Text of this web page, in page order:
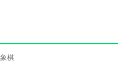
棋